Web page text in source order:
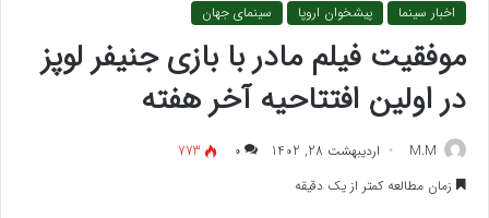
اخبار سینما پیشخوان اروپا سینمای جهان
موفقیت فیلم مادر با بازی جنیفر لوپز
در اولین افتتاحیه آخر هفته
M.M اردیبهشت 28, 1402 ۰
773
زمان مطالعه کمتر از یک دقیقه